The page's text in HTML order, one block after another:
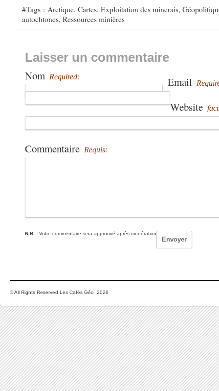
#Tags : Arctique, Cartes, Exploitation des minerais,
autochtones, Ressources minières
Laisser un commentaire
Nom Required: Email
Website
Commentaire Requis:
N.B. : Votre commentaire sera approuvé après modération
© All Rights Reserved Les Cafés Géo 2026